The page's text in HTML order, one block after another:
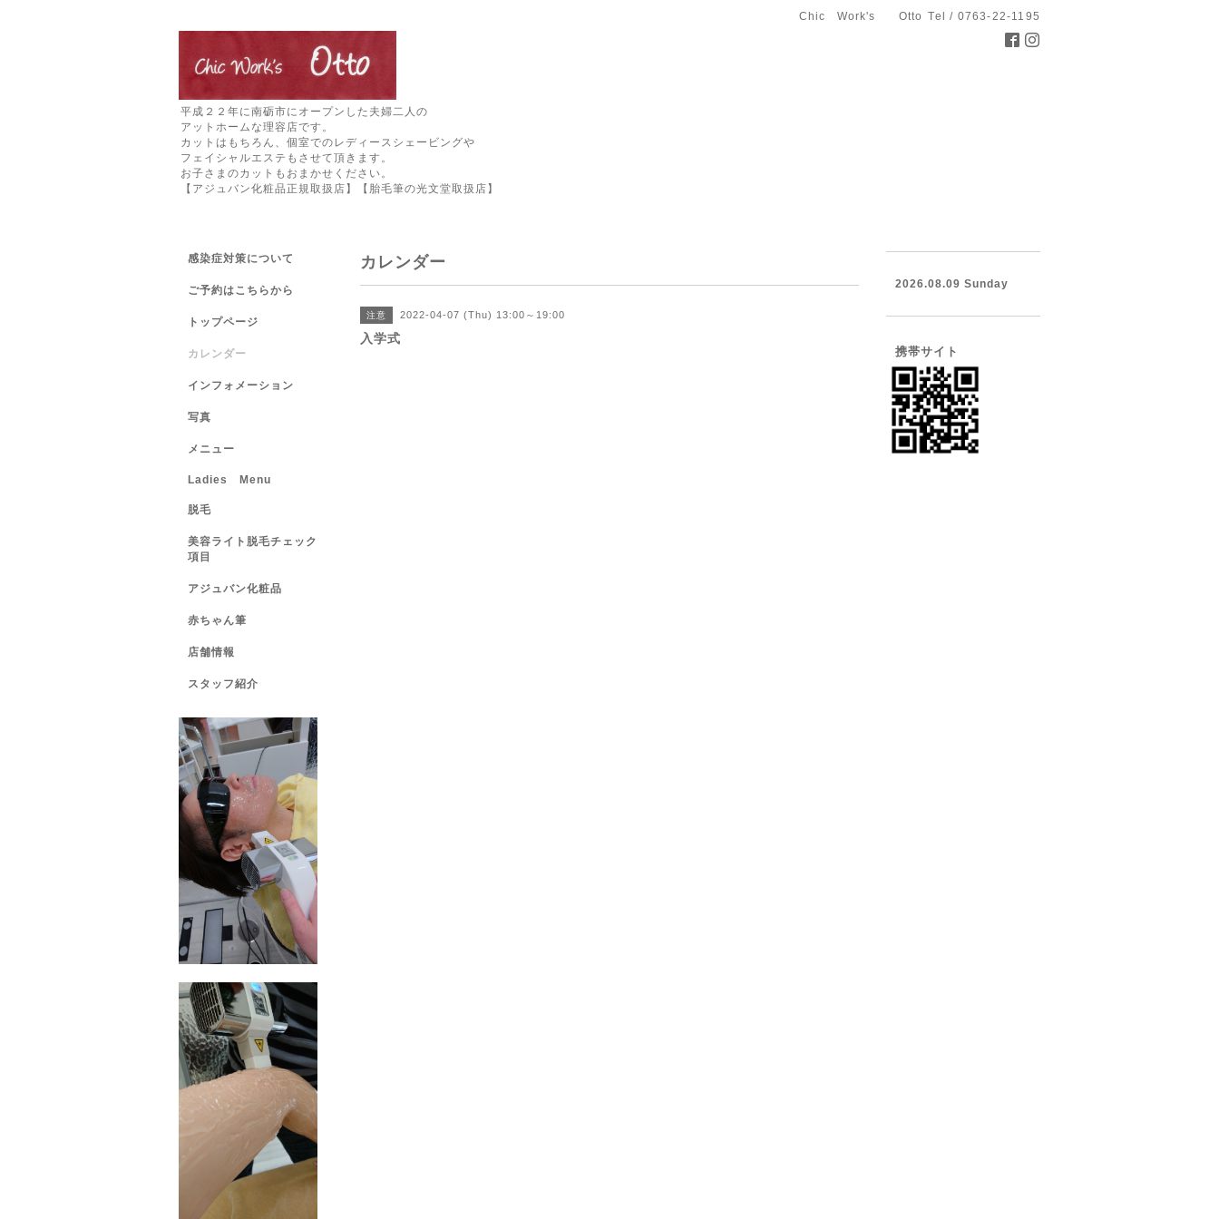
Chic Work's Otto Tel / 0763-22-1195
平成２２年に南砺市にオープンした夫婦二人の
アットホームな理容店です。
カットはもちろん、個室でのレディースシェービングや
フェイシャルエステもさせて頂きます。
お子さまのカットもおまかせください。
【アジュバン化粧品正規取扱店】【胎毛筆の光文堂取扱店】
カレンダー
注意 2022-04-07 (Thu) 13:00～19:00
入学式
感染症対策について
ご予約はこちらから
トップページ
カレンダー
インフォメーション
写真
メニュー
Ladies Menu
脱毛
美容ライト脱毛チェック
項目
アジュバン化粧品
赤ちゃん筆
店舗情報
スタッフ紹介
2026.08.09 Sunday
携帯サイト